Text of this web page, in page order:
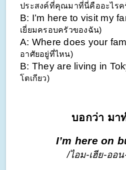
ประสงค์ที่คุณมาที่นี่คืออะไรค
B: I’m here to visit my
เยี่ยมครอบครัวของฉัน)
A: Where does your
อาศัยอยู่ที่ไหน)
B: They are living in
โตเกียว)
บอกว่า มา
I’m here on
/ไอม-เฮีย-ออ